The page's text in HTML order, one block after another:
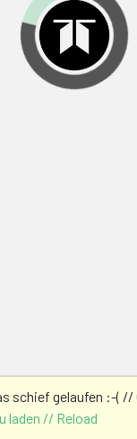
schief gelaufen :-( //
laden // Reload